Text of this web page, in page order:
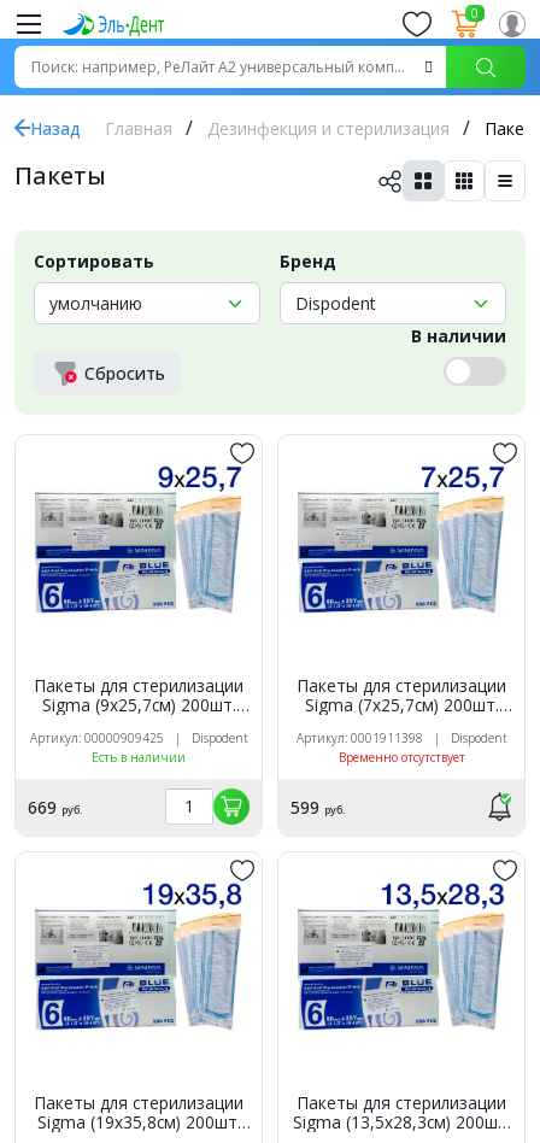
0
Назад Главная Дезинфекция и стерилизация
Пакеты
Сортировать Бренд
Сбросить
В наличии
Пакеты для стерилизации
Sigma (9х25,7см) 200шт.
Артикул: 00000909425 | Dispodent
Есть в наличии
669 руб.
Пакеты для стерилизации
Sigma (7х25,7см) 200шт.
Артикул: 0001911398 | Dispodent
Временно отсутствует
599 руб.
Пакеты для стерилизации
Sigma (19х35,8см) 200шт.
Пакеты для стерилизации
Sigma (13,5х28,3см) 200шт.